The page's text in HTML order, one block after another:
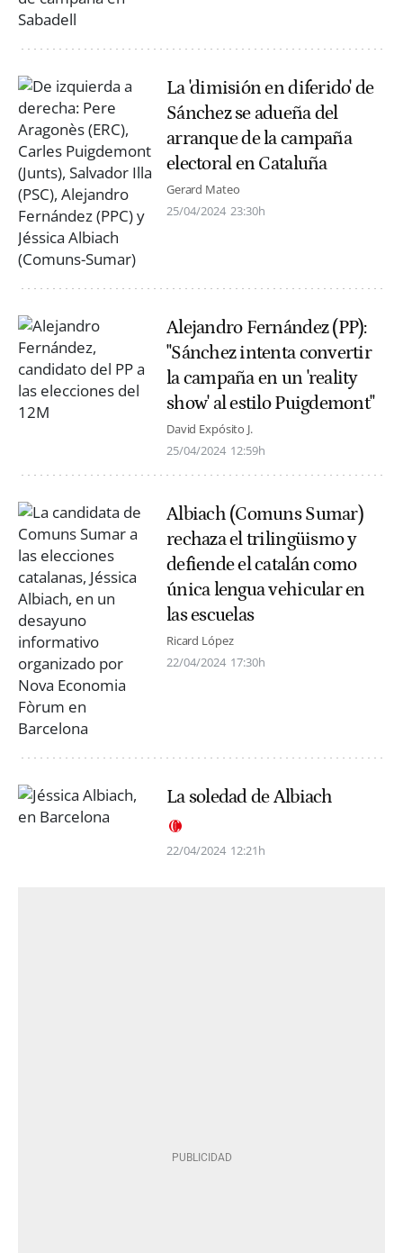
La 'dimisión en diferido' de
Sánchez se adueña del
arranque de la campaña
electoral en Cataluña
Gerard Mateo
25/04/2024 23:30h
Alejandro Fernández (PP):
"Sánchez intenta convertir
la campaña en un 'reality
show' al estilo Puigdemont"
David Expósito J.
25/04/2024 12:59h
Albiach (Comuns Sumar)
rechaza el trilingüismo y
defiende el catalán como
única lengua vehicular en
las escuelas
Ricard López
22/04/2024 17:30h
La soledad de Albiach
22/04/2024 12:21h